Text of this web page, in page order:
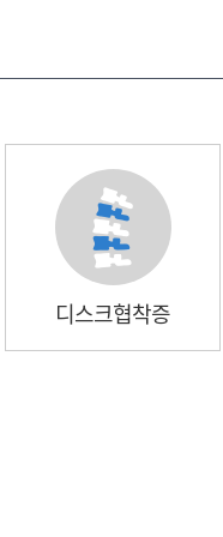
디스크협착증